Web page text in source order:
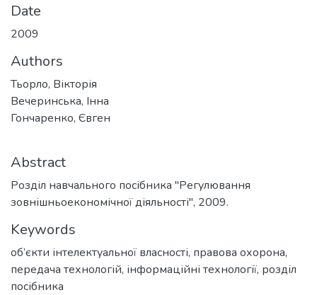
Date
2009
Authors
Тьорло, Вікторія
Вечеринська, Інна
Гончаренко, Євген
Abstract
Розділ навчального посібника "Регулювання
зовнішньоекономічної діяльності", 2009.
Keywords
об’єкти інтелектуальної власності, правова охорона,
передача технологій, інформаційні технології, розділ
посібника